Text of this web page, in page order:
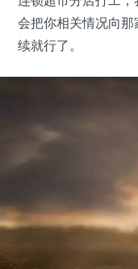
会把你相关情况向
续就行了。